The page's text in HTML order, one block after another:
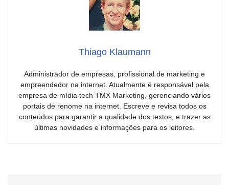
Thiago Klaumann
Administrador de empresas, profissional de marketing e
empreendedor na internet. Atualmente é responsável pela
empresa de mídia tech TMX Marketing, gerenciando vários
portais de renome na internet. Escreve e revisa todos os
conteúdos para garantir a qualidade dos textos, e trazer as
últimas novidades e informações para os leitores.